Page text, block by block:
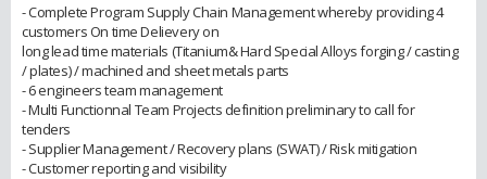
- Complete Program Supply Chain Management whereby providing 4
customers On time Delievery on
long lead time materials (Titanium& Hard Special Alloys forging / casting
/ plates) / machined and sheet metals parts
- 6 engineers team management
- Multi Functionnal Team Projects definition preliminary to call for
tenders
- Supplier Management / Recovery plans (SWAT) / Risk mitigation
- Customer reporting and visibility